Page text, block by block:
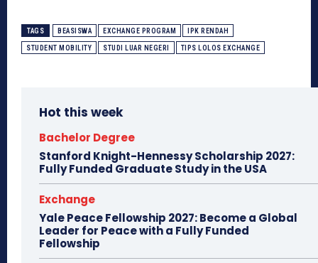
TAGS BEASISWA EXCHANGE PROGRAM IPK RENDAH
STUDENT MOBILITY STUDI LUAR NEGERI TIPS LOLOS EXCHANGE
Hot this week
Bachelor Degree
Stanford Knight-Hennessy Scholarship 2027:
Fully Funded Graduate Study in the USA
Exchange
Yale Peace Fellowship 2027: Become a Global
Leader for Peace with a Fully Funded
Fellowship